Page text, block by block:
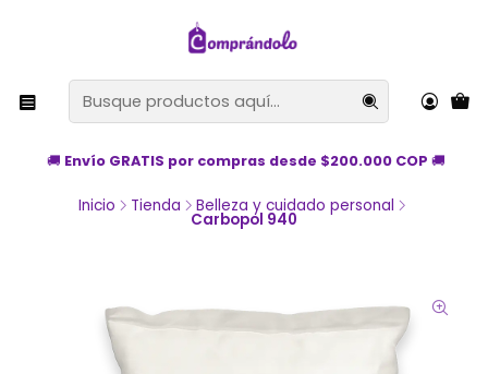
🚚 Envío GRATIS por compras desde $200.000 COP 🚚
Inicio Tienda Belleza y cuidado personal
Carbopol 940